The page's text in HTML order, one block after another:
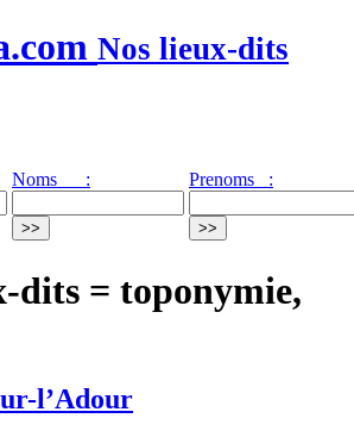
Nos lieux-dits
Noms : Prenoms :
dits = toponymie,
l’Adour